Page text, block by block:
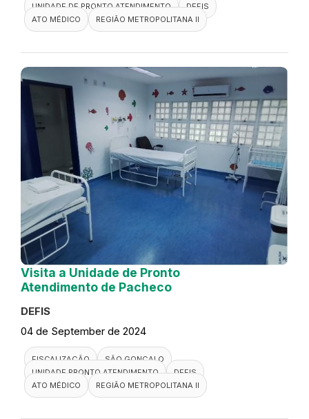
UNIDADE DE PRONTO ATENDIMENTO
DEFIS
ATO MÉDICO
REGIÃO METROPOLITANA II
Visita a Unidade de Pronto
Atendimento de Pacheco
DEFIS
04 de September de 2024
FISCALIZAÇÃO
SÃO GONÇALO
UNIDADE PRONTO ATENDIMENTO
DEFIS
ATO MÉDICO
REGIÃO METROPOLITANA II